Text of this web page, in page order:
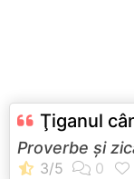
Ţiganul
Proverbe și